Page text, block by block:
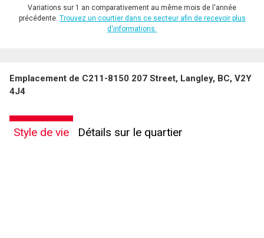
Variations sur 1 an comparativement au même mois de l'année
précédente. Trouvez un courtier dans ce secteur afin de recevoir plus
d'informations.
Emplacement de C211-8150 207 Street, Langley, BC, V2Y
4J4
Style de vie Détails sur le quartier